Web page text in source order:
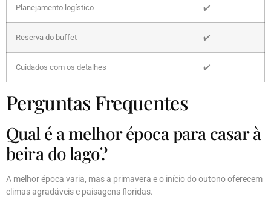
Planejamento logístico ✔️
Reserva do buffet ✔️
Cuidados com os detalhes ✔️
Perguntas Frequentes
Qual é a melhor época para casar à
beira do lago?
A melhor época varia, mas a primavera e o início do outono oferecem
climas agradáveis e paisagens floridas.